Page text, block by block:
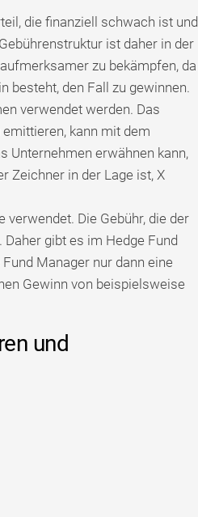
die finanziell schwach ist und
ist daher in der
zu bekämpfen, da
besteht, den Fall zu gewinnen.
verwendet werden. Das
kann mit dem
Unternehmen erwähnen kann,
Zeichner in der Lage ist, X
Die Gebühr, die der
gibt es im Hedge Fund
Manager nur dann eine
Gewinn von beispielsweise
und